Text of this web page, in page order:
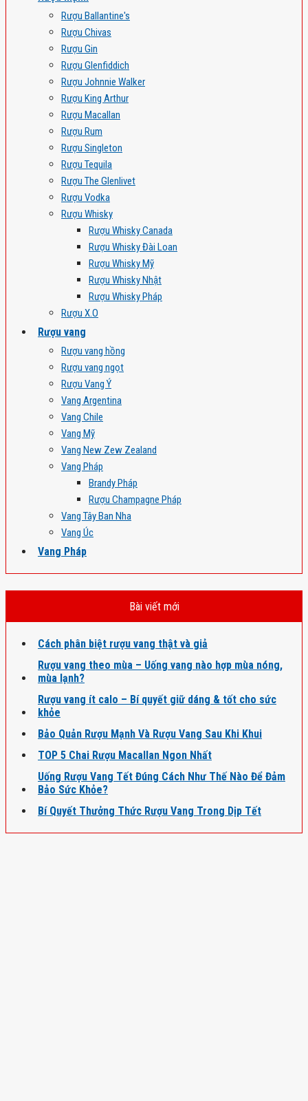
Rượu Ballantine's
Rượu Chivas
Rượu Gin
Rượu Glenfiddich
Rượu Johnnie Walker
Rượu King Arthur
Rượu Macallan
Rượu Rum
Rượu Singleton
Rượu Tequila
Rượu The Glenlivet
Rượu Vodka
Rượu Whisky
Rượu Whisky Canada
Rượu Whisky Đài Loan
Rượu Whisky Mỹ
Rượu Whisky Nhật
Rượu Whisky Pháp
Rượu X.O
Rượu vang
Rượu vang hồng
Rượu vang ngọt
Rượu Vang Ý
Vang Argentina
Vang Chile
Vang Mỹ
Vang New Zew Zealand
Vang Pháp
Brandy Pháp
Rượu Champagne Pháp
Vang Tây Ban Nha
Vang Úc
Vang Pháp
Bài viết mới
Cách phân biệt rượu vang thật và giả
Rượu vang theo mùa – Uống vang nào hợp mùa nóng,
mùa lạnh?
Rượu vang ít calo – Bí quyết giữ dáng & tốt cho sức
khỏe
Bảo Quản Rượu Mạnh Và Rượu Vang Sau Khi Khui
TOP 5 Chai Rượu Macallan Ngon Nhất
Uống Rượu Vang Tết Đúng Cách Như Thế Nào Để Đảm
Bảo Sức Khỏe?
Bí Quyết Thưởng Thức Rượu Vang Trong Dịp Tết